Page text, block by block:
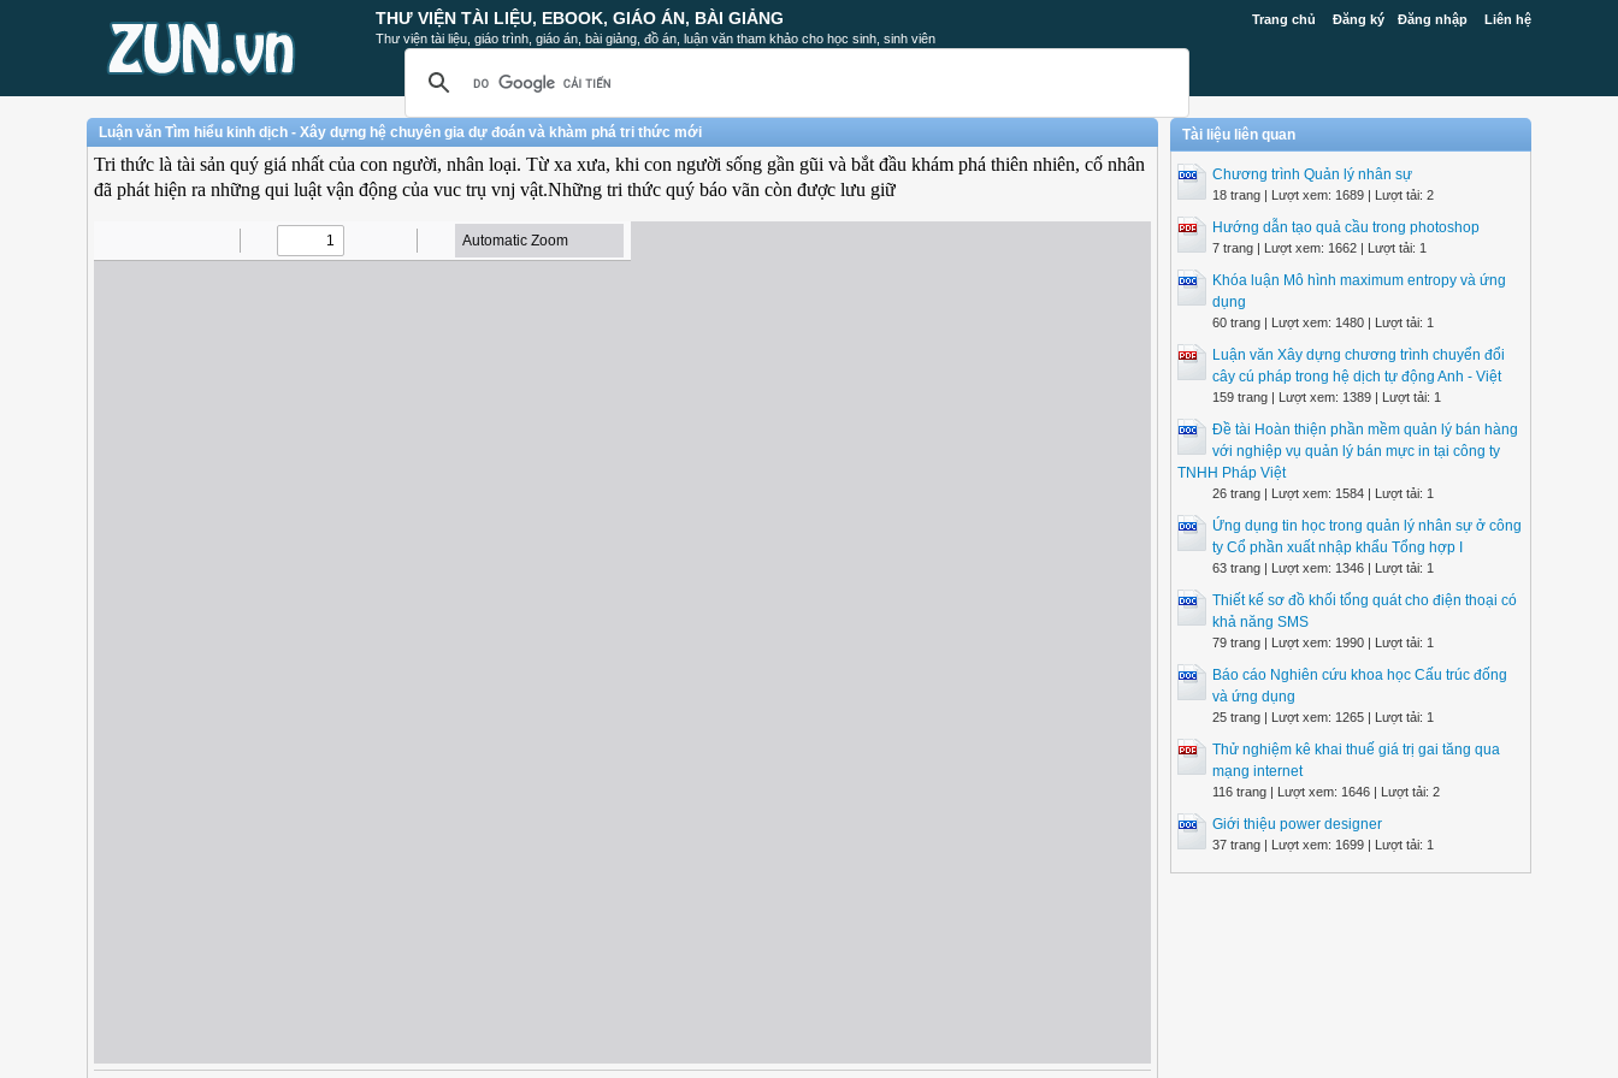
Trang chủ Đăng ký Đăng nhập Liên hệ
THƯ VIỆN TÀI LIỆU, EBOOK, GIÁO ÁN, BÀI GIẢNG
Thư viện tài liệu, giáo trình, giáo án, bài giảng, đồ án, luận văn tham khảo cho học sinh, sinh viên
Luận văn Tìm hiểu kinh dịch - Xây dựng hệ chuyên gia dự đoán và khàm phá tri thức mới
Tri thức là tài sản quý giá nhất của con người, nhân loại. Từ xa xưa, khi con người sống gần gũi và bắt đầu khám phá thiên nhiên, cố nhân
đã phát hiện ra những qui luật vận động của vuc trụ vnj vật.Những tri thức quý báo vãn còn được lưu giữ
Tài liệu liên quan
Chương trình Quản lý nhân sự
18 trang | Lượt xem: 1689 | Lượt tải: 2
Hướng dẫn tạo quả cầu trong photoshop
7 trang | Lượt xem: 1662 | Lượt tải: 1
Khóa luận Mô hình maximum entropy và ứng
dụng
60 trang | Lượt xem: 1480 | Lượt tải: 1
Luận văn Xây dựng chương trình chuyển đổi
cây cú pháp trong hệ dịch tự động Anh - Việt
159 trang | Lượt xem: 1389 | Lượt tải: 1
Đề tài Hoàn thiện phần mềm quản lý bán hàng
với nghiệp vụ quản lý bán mực in tại công ty
TNHH Pháp Việt
26 trang | Lượt xem: 1584 | Lượt tải: 1
Ứng dụng tin học trong quản lý nhân sự ở công
ty Cổ phần xuất nhập khẩu Tổng hợp I
63 trang | Lượt xem: 1346 | Lượt tải: 1
Thiết kế sơ đồ khối tổng quát cho điện thoại có
khả năng SMS
79 trang | Lượt xem: 1990 | Lượt tải: 1
Báo cáo Nghiên cứu khoa học Cấu trúc đống
và ứng dụng
25 trang | Lượt xem: 1265 | Lượt tải: 1
Thử nghiệm kê khai thuế giá trị gai tăng qua
mạng internet
116 trang | Lượt xem: 1646 | Lượt tải: 2
Giới thiệu power designer
37 trang | Lượt xem: 1699 | Lượt tải: 1